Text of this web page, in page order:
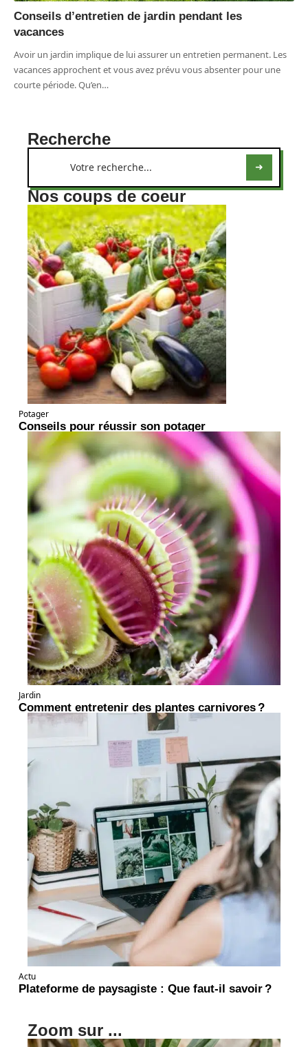
Conseils d’entretien de jardin pendant les
vacances
Avoir un jardin implique de lui assurer un entretien permanent. Les
vacances approchent et vous avez prévu vous absenter pour une
courte période. Qu’en…
Recherche
Nos coups de coeur
Potager
Conseils pour réussir son potager
Jardin
Comment entretenir des plantes carnivores ?
Actu
Plateforme de paysagiste : Que faut-il savoir ?
Zoom sur ...